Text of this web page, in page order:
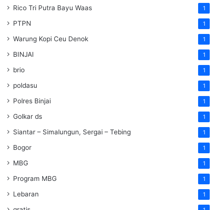
Rico Tri Putra Bayu Waas 1
PTPN 1
Warung Kopi Ceu Denok 1
BINJAI 1
brio 1
poldasu 1
Polres Binjai 1
Golkar ds 1
Siantar – Simalungun, Sergai – Tebing 1
Bogor 1
MBG 1
Program MBG 1
Lebaran 1